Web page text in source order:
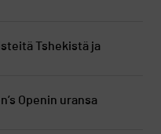
Tshekistä ja
Openin uransa